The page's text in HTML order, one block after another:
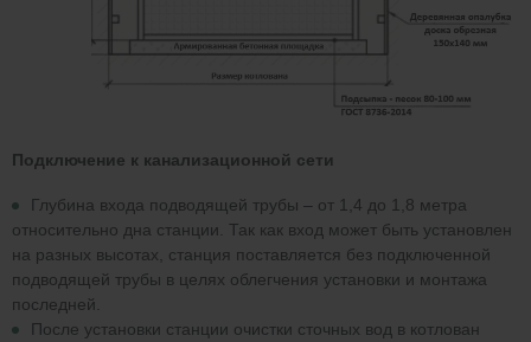
Подключение к канализационной сети
Глубина входа подводящей трубы – от 1,4 до 1,8 метра
относительно дна станции. Так как вход может быть установлен
на разных высотах, станция поставляется без подключенной
подводящей трубы в целях облегчения установки и монтажа
последней.
После установки станции очистки сточных вод в котлован